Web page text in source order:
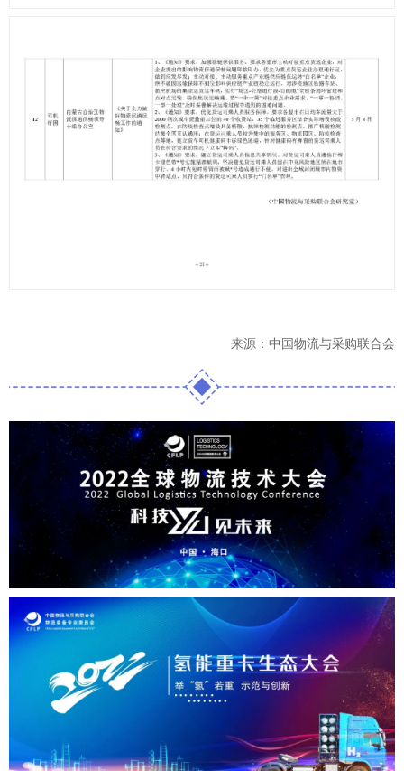
来源：中国物流与采购联合会